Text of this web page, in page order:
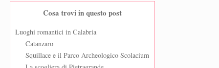
Cosa trovi in questo post
Luoghi romantici in Calabria
Catanzaro
Squillace e il Parco Archeologico Scolacium